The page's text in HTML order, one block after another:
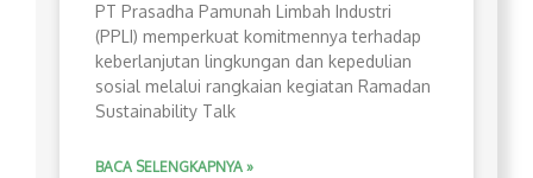
PT Prasadha Pamunah Limbah Industri
(PPLI) memperkuat komitmennya terhadap
keberlanjutan lingkungan dan kepedulian
sosial melalui rangkaian kegiatan Ramadan
Sustainability Talk
BACA SELENGKAPNYA »